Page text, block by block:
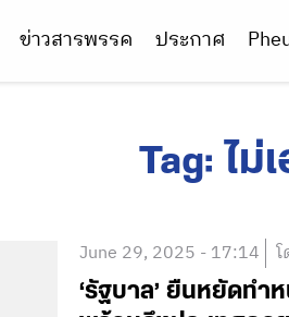
ข่าวสารพรรค ประกาศ
Tag: ไม่
June 29, 2025 - 17:14
‘รัฐบาล’ ยืนหยัดทำ